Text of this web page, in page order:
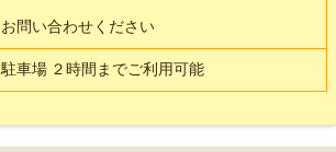
お問い合わせください
駐車場 ２時間までご利用可能